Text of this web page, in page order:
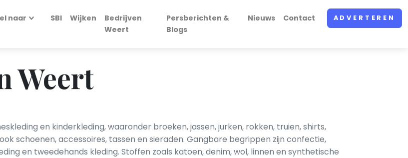
naar SBI Wijken
Bedrijven
Weert
Persberichten &
Blogs
Nieuws Contact ADVERTEREN
Weert
en kinderkleding, waaronder broeken, jassen, jurken, rokken, truien, shirts,
schoenen, accessoires, tassen en sieraden. Gangbare begrippen zijn confectie,
en tweedehands kleding. Stoffen zoals katoen, denim, wol, linnen en synthetische